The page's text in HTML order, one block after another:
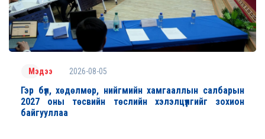
Мэдээ 2026-08-05
Гэр бүл, хөдөлмөр, нийгмийн хамгааллын салбарын
2027 оны төсвийн төслийн хэлэлцүүлгийг зохион
байгууллаа